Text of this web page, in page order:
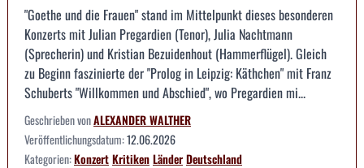
"Goethe und die Frauen" stand im Mittelpunkt dieses besonderen
Konzerts mit Julian Pregardien (Tenor), Julia Nachtmann
(Sprecherin) und Kristian Bezuidenhout (Hammerflügel). Gleich
zu Beginn faszinierte der "Prolog in Leipzig: Käthchen" mit Franz
Schuberts "Willkommen und Abschied", wo Pregardien mi...
Geschrieben vonALEXANDER WALTHER
Veröffentlichungsdatum:12.06.2026
Kategorien:KonzertKritikenLänderDeutschland